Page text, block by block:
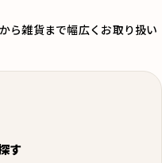
ら雑貨まで幅広くお取り扱い
す